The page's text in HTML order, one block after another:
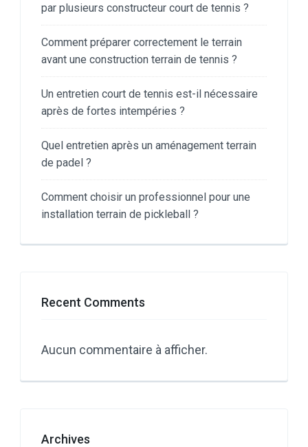
par plusieurs constructeur court de tennis ?
Comment préparer correctement le terrain
avant une construction terrain de tennis ?
Un entretien court de tennis est-il nécessaire
après de fortes intempéries ?
Quel entretien après un aménagement terrain
de padel ?
Comment choisir un professionnel pour une
installation terrain de pickleball ?
Recent Comments
Aucun commentaire à afficher.
Archives